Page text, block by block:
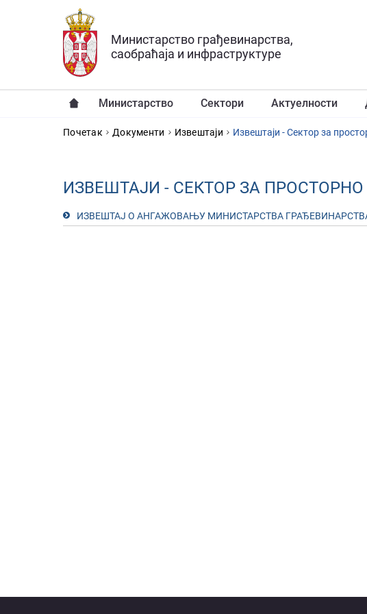
Прескочи на главни део садржаја
Министарство грађевинарства,
саобраћаја и инфраструктуре
Министарство Сектори Актуелности
YOU ARE HERE
Почетак Документи Извештаји Извештаји - Сектор за
ИЗВЕШТАЈИ - СЕКТОР ЗА
ИЗВЕШТАЈ О АНГАЖОВАЊУ МИНИСТАРСТВА